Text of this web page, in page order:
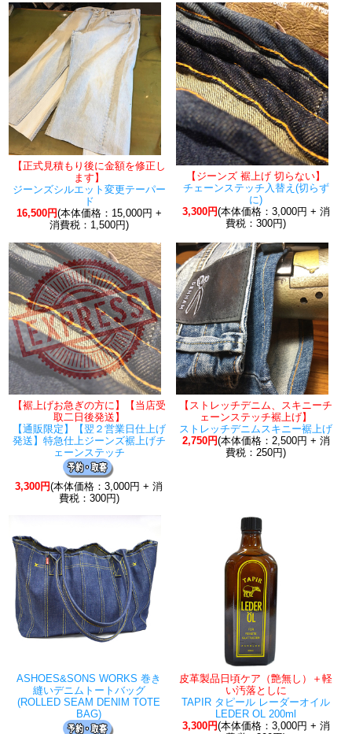
【正式見積もり後に金額を修正し
ます】
ジーンズシルエット変更テーパー
ド
16,500円(本体価格：15,000円 +
消費税：1,500円)
【ジーンズ 裾上げ 切らない】
チェーンステッチ入替え(切らず
に)
3,300円(本体価格：3,000円 + 消
費税：300円)
【裾上げお急ぎの方に】【当店受
取二日後発送】
【通販限定】【翌２営業日仕上げ
発送】特急仕上ジーンズ裾上げチ
ェーンステッチ
3,300円(本体価格：3,000円 + 消
費税：300円)
【ストレッチデニム、スキニーチ
ェーンステッチ裾上げ】
ストレッチデニムスキニー裾上げ
2,750円(本体価格：2,500円 + 消
費税：250円)
ASHOES&SONS WORKS 巻き
縫いデニムトートバッグ
(ROLLED SEAM DENIM TOTE
BAG)
皮革製品日頃ケア（艶無し）＋軽
い汚落としに
TAPIR タピール レーダーオイル
LEDER OL 200ml
3,300円(本体価格：3,000円 + 消